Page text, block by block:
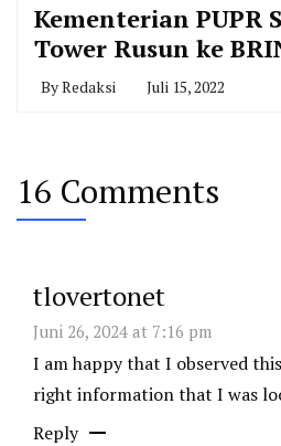
Kementerian PUPR
Tower Rusun ke
ByRedaksi Juli 15, 2022
16 Comments
tlovertonet
Juni 26, 2024 at 7:16 pm
I am happy that I observed
right information that I was
Reply